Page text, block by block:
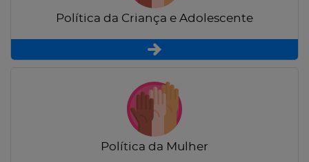
Política da Criança e Adolescente
Política da Mulher